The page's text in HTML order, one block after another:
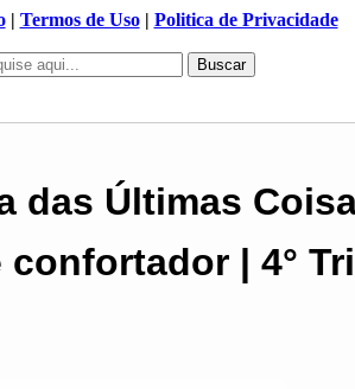
| Termos de Uso| Politica de Privacidade
Buscar
das Últimas
| 4°